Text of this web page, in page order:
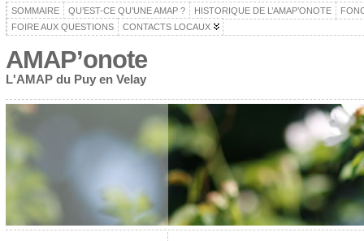
SOMMAIRE QU’EST-CE QU’UNE AMAP ? HISTORIQUE DE L’AMAP’ONOTE
FOIRE AUX QUESTIONS
CONTACTS LOCAUX
AMAP’onote
L'AMAP du Puy en Velay